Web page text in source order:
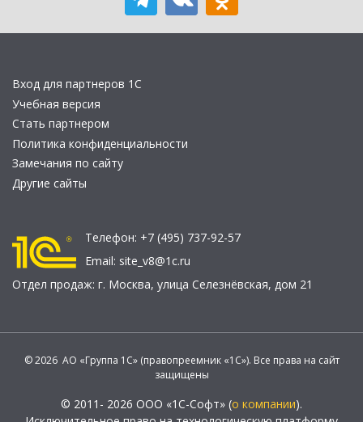
Вход для партнеров 1С
Учебная версия
Стать партнером
Политика конфиденциальности
Замечания по сайту
Другие сайты
Телефон: +7 (495) 737-92-57
Email: site_v8@1c.ru
Отдел продаж: г. Москва, улица Селезнёвская, дом 21
© 2026 АО «Группа 1С» (правопреемник «1С»). Все права на сайт
защищены
© 2011- 2026 ООО «1С-Софт» (о компании).